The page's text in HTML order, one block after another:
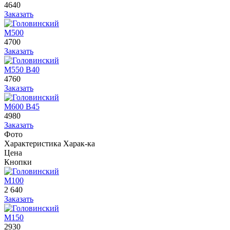
4640
Заказать
М500
4700
Заказать
М550 В40
4760
Заказать
М600 В45
4980
Заказать
Фото
Характеристика Харак-ка
Цена
Кнопки
М100
2 640
Заказать
М150
2930